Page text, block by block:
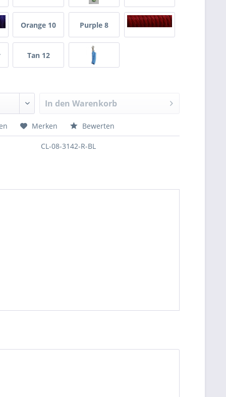
Green 7
Orange 10 Purple 8
Tan 12
In den Warenkorb
Merken Bewerten
CL-08-3142-R-BL